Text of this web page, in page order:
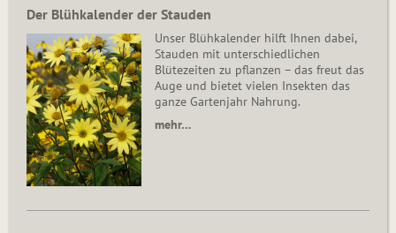
Der Blühkalender der Stauden
Unser Blühkalender hilft Ihnen dabei,
Stauden mit unterschiedlichen
Blütezeiten zu pflanzen – das freut das
Auge und bietet vielen Insekten das
ganze Gartenjahr Nahrung.
mehr…